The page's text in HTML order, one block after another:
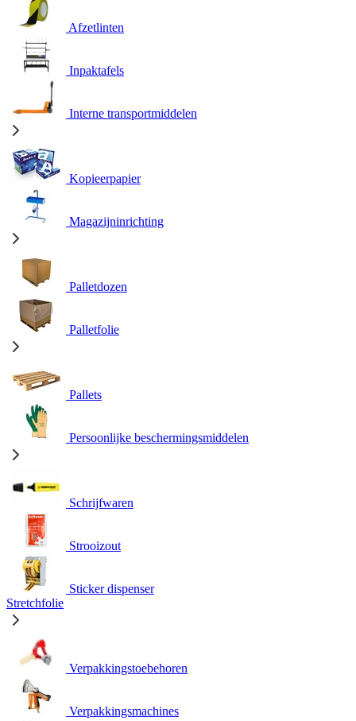
Afzetlinten
Inpaktafels
Interne transportmiddelen
Kopieerpapier
Magazijninrichting
Palletdozen
Palletfolie
Pallets
Persoonlijke beschermingsmiddelen
Schrijfwaren
Strooizout
Sticker dispenser
Stretchfolie
Verpakkingstoebehoren
Verpakkingsmachines